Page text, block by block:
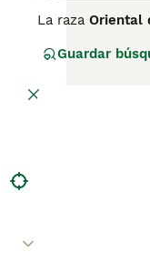
La raza Oriental
destaca por su
almendrados
necesita
sencillo
resaltar «gatos
perfecto para
Guardar